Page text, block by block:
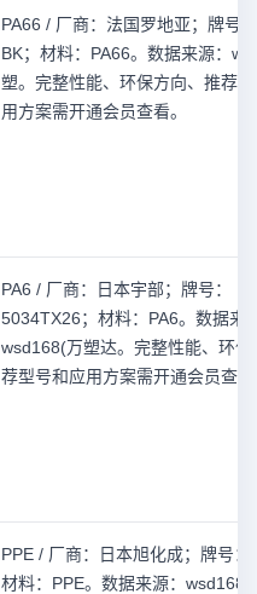
PA66 / 厂商：法国罗地亚；牌号
BK；材料：PA66。数据来源：
塑。完整性能、环保方向、推荐
用方案需开通会员查看。
PA6 / 厂商：日本宇部；牌号：
5034TX26；材料：PA6。数据来
wsd168(万塑达。完整性能、环保
荐型号和应用方案需开通会员查
PPE / 厂商：日本旭化成；牌号：
材料：PPE。数据来源：wsd168(